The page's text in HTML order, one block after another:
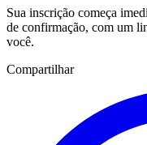
Sua inscrição começa
de confirmação, com um
você.
Compartilhar